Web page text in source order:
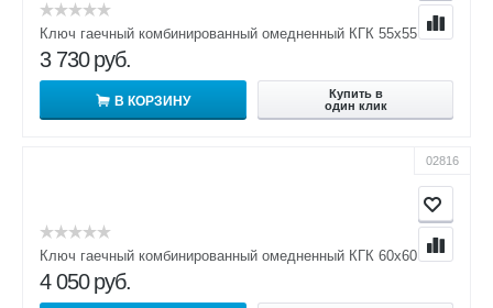
Ключ гаечный комбинированный омедненный КГК 55х55
3 730 руб.
В КОРЗИНУ
Купить в
один клик
02816
Ключ гаечный комбинированный омедненный КГК 60х60
4 050 руб.